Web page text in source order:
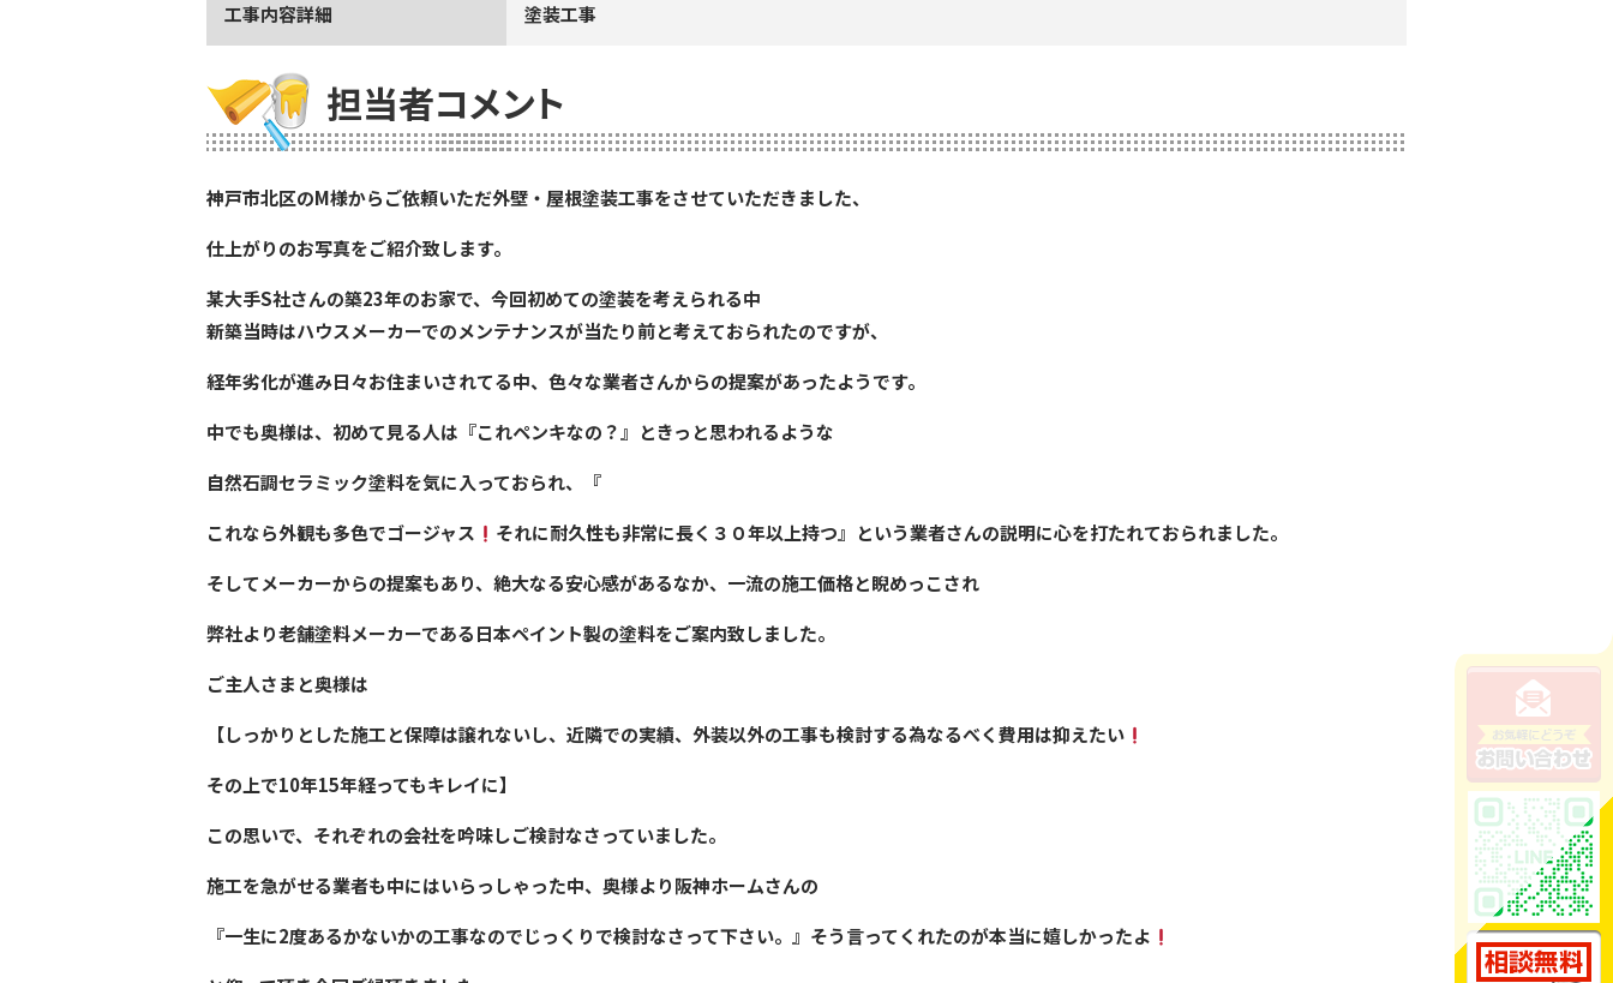
工事内容詳細 塗装工事
担当者コメント
神戸市北区のM様からご依頼いただ外壁・屋根塗装工事をさせていただきました、
仕上がりのお写真をご紹介致します。
某大手S社さんの築23年のお家で、今回初めての塗装を考えられる中
新築当時はハウスメーカーでのメンテナンスが当たり前と考えておられたのですが、
経年劣化が進み日々お住まいされてる中、色々な業者さんからの提案があったようです。
中でも奥様は、初めて見る人は『これペンキなの？』ときっと思われるような
自然石調セラミック塗料を気に入っておられ、『
これなら外観も多色でゴージャス
それに耐久性も非常に長く３０年以上持つ』という業者さんの説明に心を打たれておられました。
そしてメーカーからの提案もあり、絶大なる安心感があるなか、一流の施工価格と睨めっこされ
弊社より老舗塗料メーカーである日本ペイント製の塗料をご案内致しました。
ご主人さまと奥様は
【しっかりとした施工と保障は譲れないし、近隣での実績、外装以外の工事も検討する為なるべく費用は抑えたい
その上で10年15年経ってもキレイに】
この思いで、それぞれの会社を吟味しご検討なさっていました。
施工を急がせる業者も中にはいらっしゃった中、奥様より阪神ホームさんの
『一生に2度あるかないかの工事なのでじっくりで検討なさって下さい。』そう言ってくれたのが本当に嬉しかったよ